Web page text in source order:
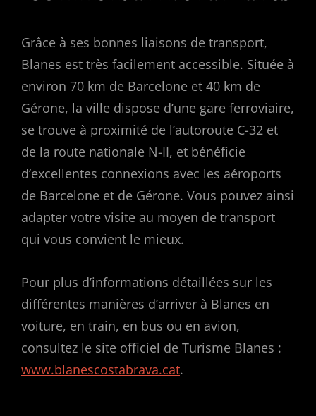
Grâce à ses bonnes liaisons de transport,
Blanes est très facilement accessible. Située à
environ 70 km de Barcelone et 40 km de
Gérone, la ville dispose d’une gare ferroviaire,
se trouve à proximité de l’autoroute C-32 et
de la route nationale N-II, et bénéficie
d’excellentes connexions avec les aéroports
de Barcelone et de Gérone. Vous pouvez ainsi
adapter votre visite au moyen de transport
qui vous convient le mieux.
Pour plus d’informations détaillées sur les
différentes manières d’arriver à Blanes en
voiture, en train, en bus ou en avion,
consultez le site officiel de Turisme Blanes :
www.blanescostabrava.cat.